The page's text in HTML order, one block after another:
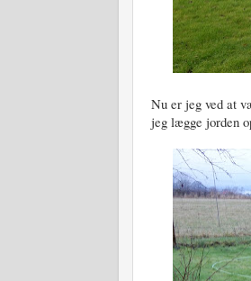
Nu er jeg ved at
jeg lægge jorden